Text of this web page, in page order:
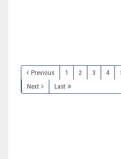
Previous 1 2 3 4
Next
Last